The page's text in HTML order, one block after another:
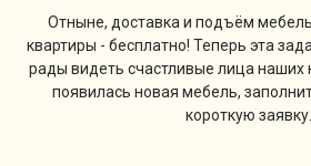
Отныне, доставка и подъём
квартиры - бесплатно! Теперь эта
рады видеть счастливые лица наших
появилась новая мебель,
короткую заявку.